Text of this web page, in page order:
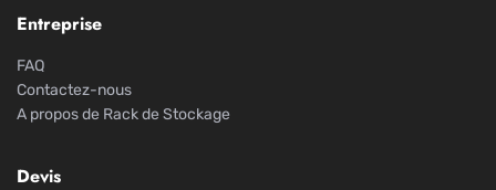
Entreprise
FAQ
Contactez-nous
A propos de Rack de Stockage
Devis